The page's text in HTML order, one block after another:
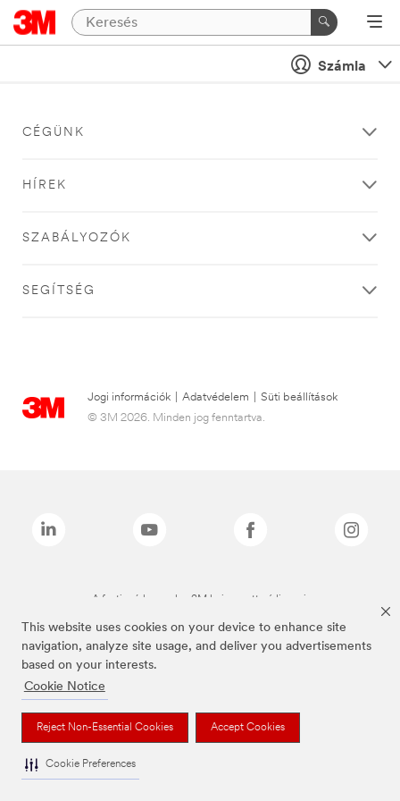
This website uses cookies on your device to enhance site
navigation, analyze site usage, and deliver you advertisements
based on your interests.
Cookie Notice
Reject Non-Essential Cookies Accept Cookies
Cookie Preferences
Számla
CÉGÜNK
HÍREK
SZABÁLYOZÓK
SEGÍTSÉG
Jogi információk Adatvédelem
Süti beállítások
© 3M 2026. Minden jog fenntartva.
A fenti márkanevek a 3M bejegyzett védjegyei.